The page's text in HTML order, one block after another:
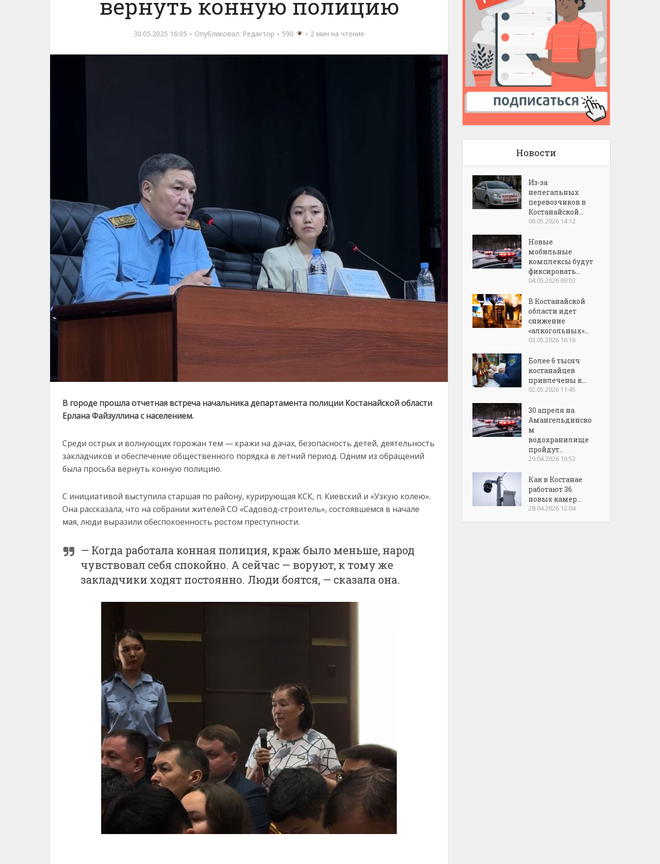
вернуть конную полицию
30.05.2025 16:05 Опубликовал: Редактор 590 2 мин на чтение
В городе прошла отчетная встреча начальника департамента полиции Костанайской области
Ерлана Файзуллина с населением.
Среди острых и волнующих горожан тем — кражи на дачах, безопасность детей, деятельность
закладчиков и обеспечение общественного порядка в летний период. Одним из обращений
была просьба вернуть конную полицию.
С инициативой выступила старшая по району, курирующая КСК, п. Киевский и «Узкую колею».
Она рассказала, что на собрании жителей СО «Садовод-строитель», состоявшемся в начале
мая, люди выразили обеспокоенность ростом преступности.
— Когда работала конная полиция, краж было меньше, народ
чувствовал себя спокойно. А сейчас — воруют, к тому же
закладчики ходят постоянно. Люди боятся, — сказала она.
Новости
Из-за
нелегальных
перевозчиков в
Костанайской...
06.05.2026 14:12
Новые
мобильные
комплексы будут
фиксировать...
04.05.2026 09:03
В Костанайской
области идет
снижение
«алкогольных»...
03.05.2026 16:16
Более 6 тысяч
костанайцев
привлечены к...
02.05.2026 11:45
30 апреля на
Амангельдинско
м
водохранилище
пройдут...
29.04.2026 16:52
Как в Костанае
работают 36
новых камер...
28.04.2026 12:04